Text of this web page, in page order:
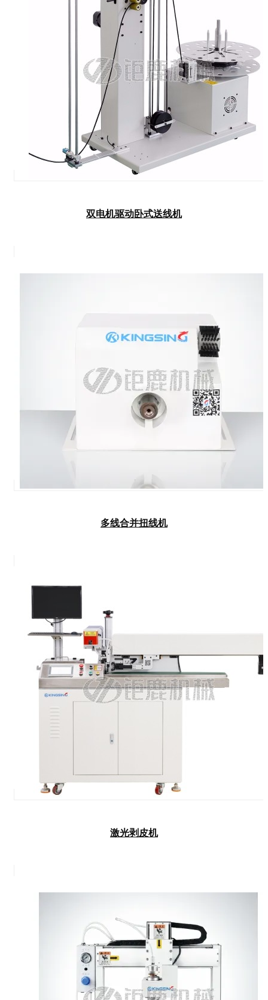
双电机驱动卧式送线机
多线合并扭线机
激光剥皮机